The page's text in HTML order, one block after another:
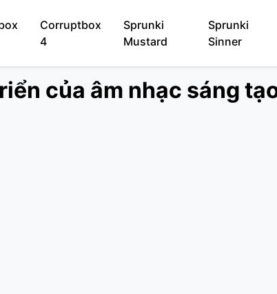
Corruptbox
4
Sprunki
Mustard
Sprunki
Sinner
của âm nhạc sáng